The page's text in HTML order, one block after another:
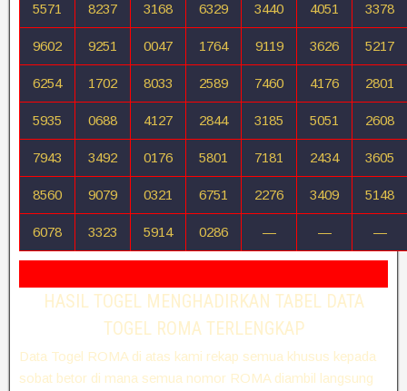
5571 8237 3168 6329 3440 4051 3378
9602 9251 0047 1764 9119 3626 5217
6254 1702 8033 2589 7460 4176 2801
5935 0688 4127 2844 3185 5051 2608
7943 3492 0176 5801 7181 2434 3605
8560 9079 0321 6751 2276 3409 5148
6078 3323 5914 0286 — — —
HASIL TOGEL MENGHADIRKAN TABEL DATA
TOGEL ROMA TERLENGKAP
Data Togel ROMA di atas kami rekap semua khusus kepada
sobat betor di mana semua nomor ROMA diambil langsung